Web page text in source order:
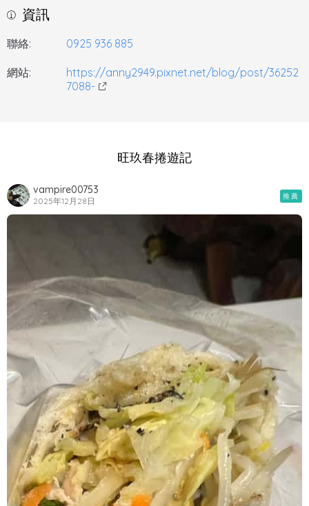
資訊
聯絡: 0925 936 885
網站:
https://anny2949.pixnet.net/blog/post/36252
7088-
旺玖春捲遊記
vampire00753
2025年12月28日 推薦